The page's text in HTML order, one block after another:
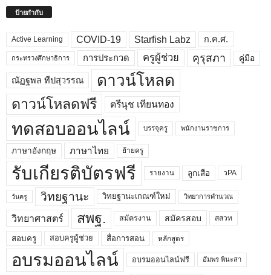
ป้ายกำกับ
Active Learning COVID-19 Starfish Labz ก.ค.ศ.
กระทรวงศึกษาธิการ การประกวด ครูผู้ช่วย คุรุสภา คู่มือ
ณัฏฐพล ทีปสุวรรณ ดาวน์โหลด
ดาวน์โหลดฟรี ตรีนุช เทียนทอง
ทดสอบออนไลน์ บรรจุครู พนักงานราชการ
ภาษาอังกฤษ ภาษาไทย ย้ายครู
รับเกียรติบัตรฟรี รายงาน ลูกเสือ วPA
วันครู วิทยฐานะ วิทยฐานะเกณฑ์ใหม่ วิทยาการคำนวณ
วิทยาศาสตร์ สพฐ. สมัครงาน สมัครสอบ สสวท
สอบครู สอบครูผู้ช่วย สื่อการสอน หลักสูตร
อบรมออนไลน์ อบรมออนไลน์ฟรี อัมพร พินะสา